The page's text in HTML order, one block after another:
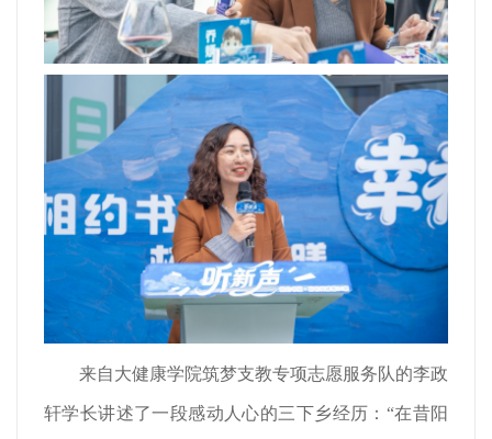
来自大健康学院筑梦支教专项志愿服务队的李政
轩学长讲述了一段感动人心的三下乡经历：“在昔阳